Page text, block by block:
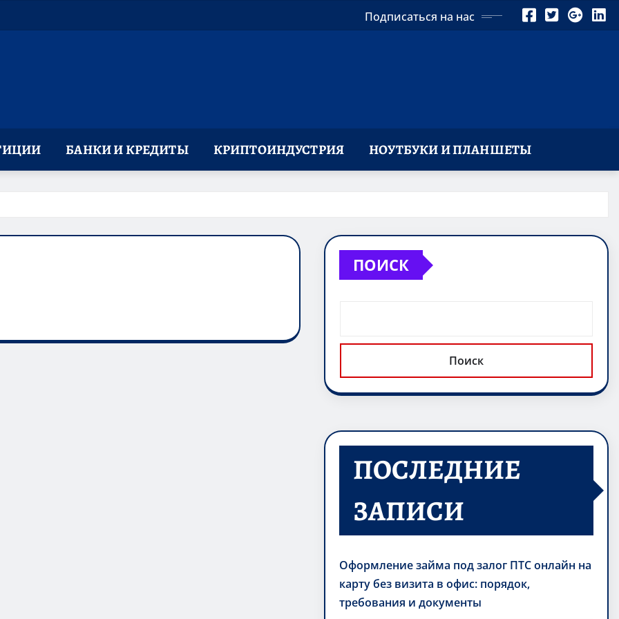
Подписаться на нас
БАНКИ И КРЕДИТЫ КРИПТОИНДУСТРИЯ НОУТБУКИ И ПЛАНШЕТЫ
ПОИСК
Поиск
ПОСЛЕДНИЕ
ЗАПИСИ
Оформление займа под залог ПТС онлайн на
карту без визита в офис: порядок,
требования и документы